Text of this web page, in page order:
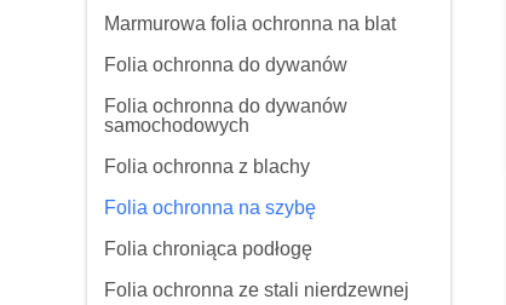
Marmurowa folia ochronna na blat
Folia ochronna do dywanów
Folia ochronna do dywanów
samochodowych
Folia ochronna z blachy
Folia ochronna na szybę
Folia chroniąca podłogę
Folia ochronna ze stali nierdzewnej